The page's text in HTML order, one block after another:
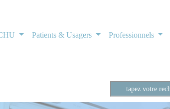
Patients & Usagers Professionnels